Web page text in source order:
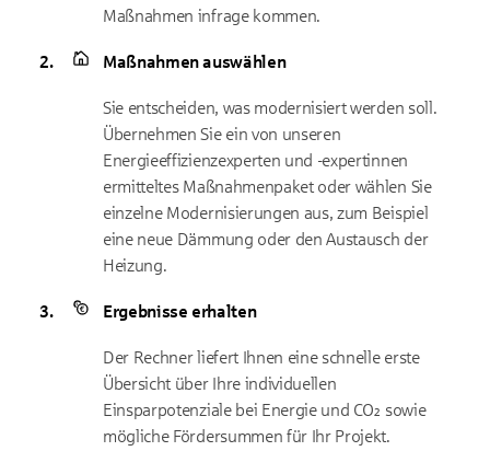
Maßnahmen infrage kommen.
Maßnahmen auswählen
Sie entscheiden, was modernisiert werden soll.
Übernehmen Sie ein von unseren
Energieeffizienzexperten und -expertinnen
ermitteltes Maßnahmenpaket oder wählen Sie
einzelne Modernisierungen aus, zum Beispiel
eine neue Dämmung oder den Austausch der
Heizung.
Ergebnisse erhalten
Der Rechner liefert Ihnen eine schnelle erste
Übersicht über Ihre individuellen
Einsparpotenziale bei Energie und CO₂ sowie
mögliche Fördersummen für Ihr Projekt.